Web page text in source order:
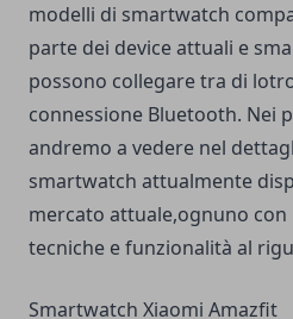
modelli di smartwatch
parte dei device attuali e
possono collegare tra di
connessione Bluetooth. Nei
andremo a vedere nel
smartwatch attualmente
mercato attuale,ognuno
tecniche e funzionalità al
Smartwatch Xiaomi Amazfit